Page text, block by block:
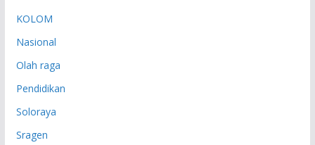
KOLOM
Nasional
Olah raga
Pendidikan
Soloraya
Sragen